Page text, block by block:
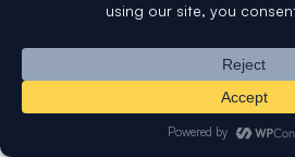
dell'elemento con un
CSS specifico per il
contattare il
supportopossiamo
realizzarlo 🙂